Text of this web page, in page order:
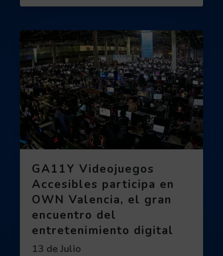
GA11Y Videojuegos
Accesibles participa en
OWN Valencia, el gran
encuentro del
entretenimiento digital
Fecha de publicación:
13 de Julio